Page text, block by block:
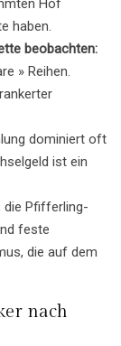
Hof
haben.
beobachten:
» Reihen.
dominiert oft
ist ein
die Pfifferling-
feste
die auf dem
nach